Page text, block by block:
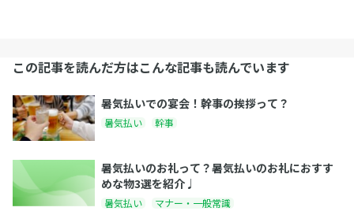
この記事を読んだ方はこんな記事も読んでいます
暑気払いでの宴会！幹事の挨拶って？
暑気払い 幹事
暑気払いのお礼って？暑気払いのお礼におすす
めな物3選を紹介♩
暑気払い マナー・一般常識